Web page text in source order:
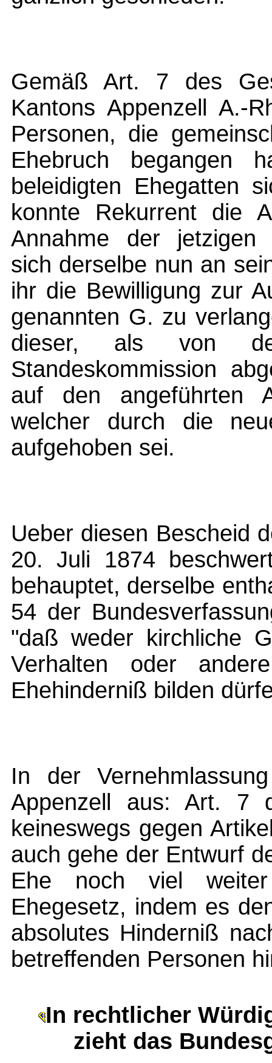
Gemäß Art. 7 des
Kantons Appenzell A.-
Personen, die
Ehebruch begangen
beleidigten Ehegatten
konnte Rekurrent die
Annahme der jetzigen
sich derselbe nun an
ihr die Bewilligung zur
genannten G. zu
dieser, als von
Standeskommission
auf den angeführten
welcher durch die
aufgehoben sei.
Ueber diesen Bescheid
20. Juli 1874
behauptet, derselbe
54 der
"daß weder kirchliche
Verhalten oder
Ehehinderniß bilden
In der
Appenzell aus: Art. 7
keineswegs gegen
auch gehe der Entwurf
Ehe noch viel
Ehegesetz, indem es
absolutes Hinderniß
betreffenden Personen
In rechtlicher
zieht das